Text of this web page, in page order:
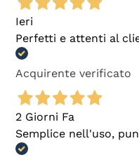
Ieri
Perfetti e attenti al
Acquirente verificato
2 Giorni Fa
Semplice nell'uso,